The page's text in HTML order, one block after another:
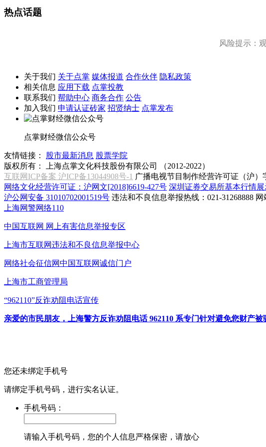
热点话题
风险提示：
关于我们 关于点掌 媒体报道 合作伙伴 隐私政策
相关信息 应用下载 点掌投教
联系我们 帮助中心 商务合作 公告
加入我们 申请认证砖家 招贤纳士 点掌发布
点掌财经微信公众号
友情链接： 股市最新消息 股票学院
版权所有：
上海点掌文化科技股份有限公司 （2012-2022）
互联网ICP备案 沪ICP备13044908号-1 广播电视节目制作经营许可证（沪）
网络文化经营许可证：沪网文[2018]6619-427号 深圳证券交易所基本行情
沪公网安备 31010702001519号 违法和不良信息举报热线：021-31268888 网
上海网警网络110
中国互联网 网上有害信息举报专区
上海市互联网违法和不良信息举报中心
网络社会征信网中国互联网诚信门户
上海市工商管理局
“962110”反诈劝阻电话宣传
亲爱的市民朋友，上海警方反诈劝阻电话 962110 系专门针对避免您财产
您还未绑定手机号
请绑定手机号码，进行实名认证。
手机号码：
请输入手机号码，您的个人信息严格保密，请放心